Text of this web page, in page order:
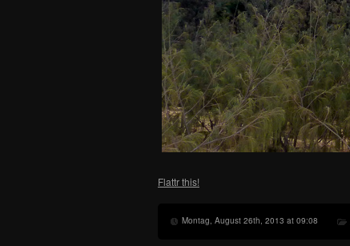
Flattr this!
Montag, August 26th, 2013 at 09:08